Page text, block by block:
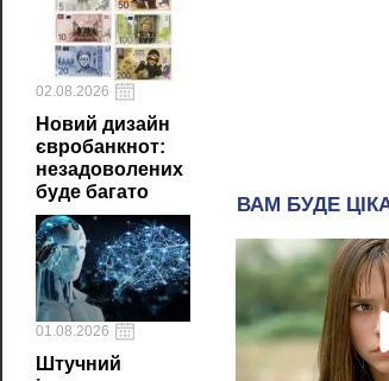
02.08.2026
Новий дизайн
євробанкнот:
незадоволених
буде багато
01.08.2026
Штучний